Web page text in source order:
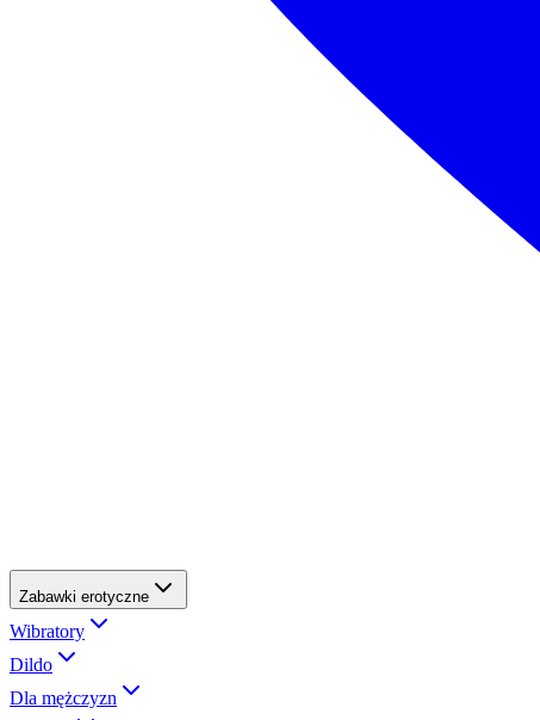
Zabawki erotyczne
Wibratory
Dildo
Dla mężczyzn